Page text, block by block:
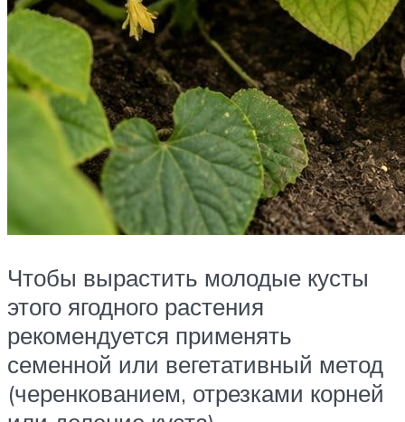
Чтобы вырастить молодые кусты
этого ягодного растения
рекомендуется применять
семенной или вегетативный метод
(черенкованием, отрезками корней